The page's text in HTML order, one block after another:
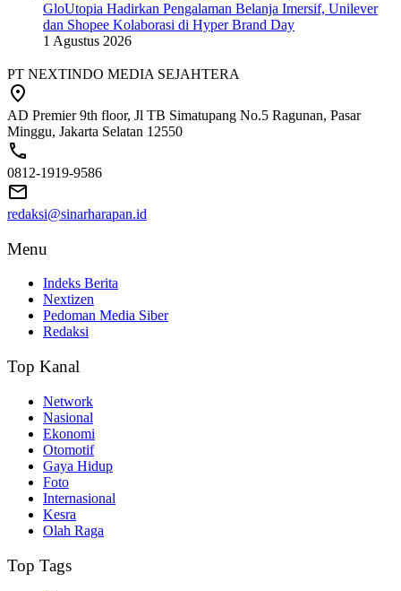
GloUtopia Hadirkan Pengalaman Belanja Imersif, Unilever
dan Shopee Kolaborasi di Hyper Brand Day
1 Agustus 2026
PT NEXTINDO MEDIA SEJAHTERA
AD Premier 9th floor, Jl TB Simatupang No.5 Ragunan, Pasar
Minggu, Jakarta Selatan 12550
0812-1919-9586
redaksi@sinarharapan.id
Menu
Indeks Berita
Nextizen
Pedoman Media Siber
Redaksi
Top Kanal
Network
Nasional
Ekonomi
Otomotif
Gaya Hidup
Foto
Internasional
Kesra
Olah Raga
Top Tags